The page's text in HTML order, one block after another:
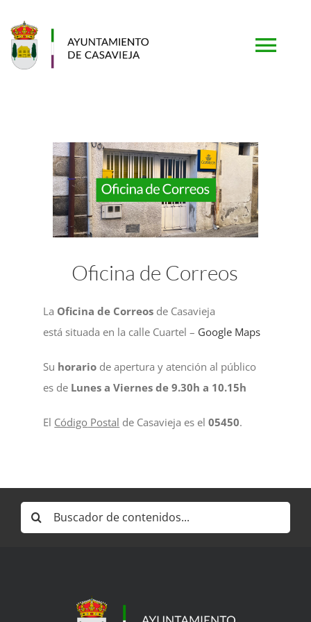
contenido
AYUNTAMIENTO
MUNICIPIO
ACTIVIDADES
CONTACTO
Oficina de Correos
La Oficina de Correos de Casavieja
está situada en la calle Cuartel – Google Maps
Su horario deapertura yatención al público
es de Lunes aViernes de9.30h a 10.15h
El Código Postal de Casavieja es el05450.
Buscar: